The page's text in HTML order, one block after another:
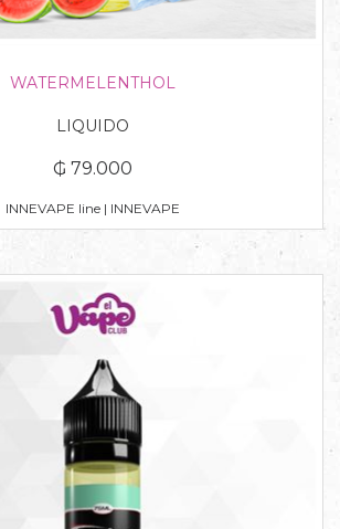
WATERMELENTHOL
LIQUIDO
₲ 79.000
INNEVAPE line | INNEVAPE